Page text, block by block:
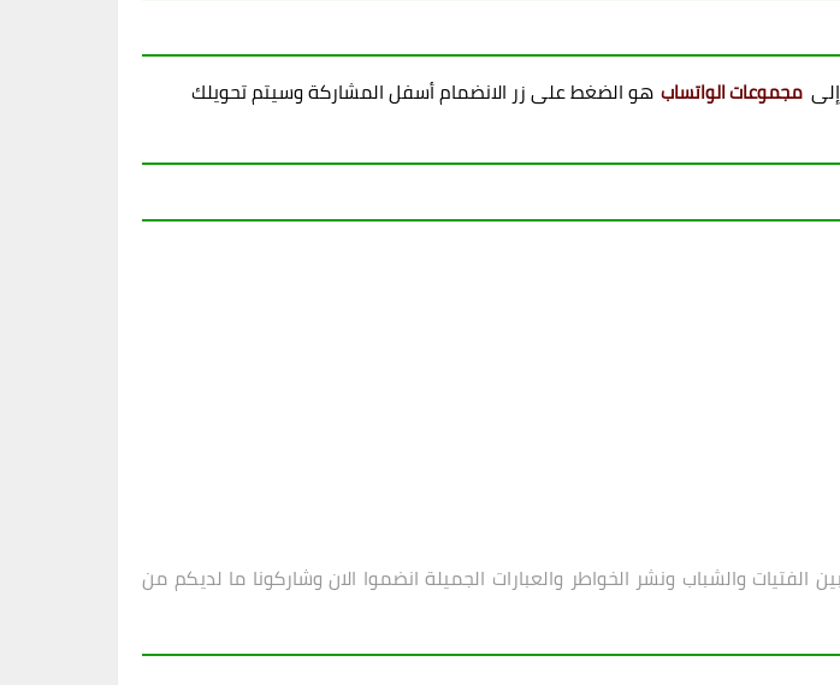
مجموعات الواتساب هو الضغط على زر الانضمام أسفل المشاركة وسيتم تحويلك
الفتيات والشباب ونشر الخواطر والعبارات الجميلة انضموا الان وشاركونا ما لديكم من